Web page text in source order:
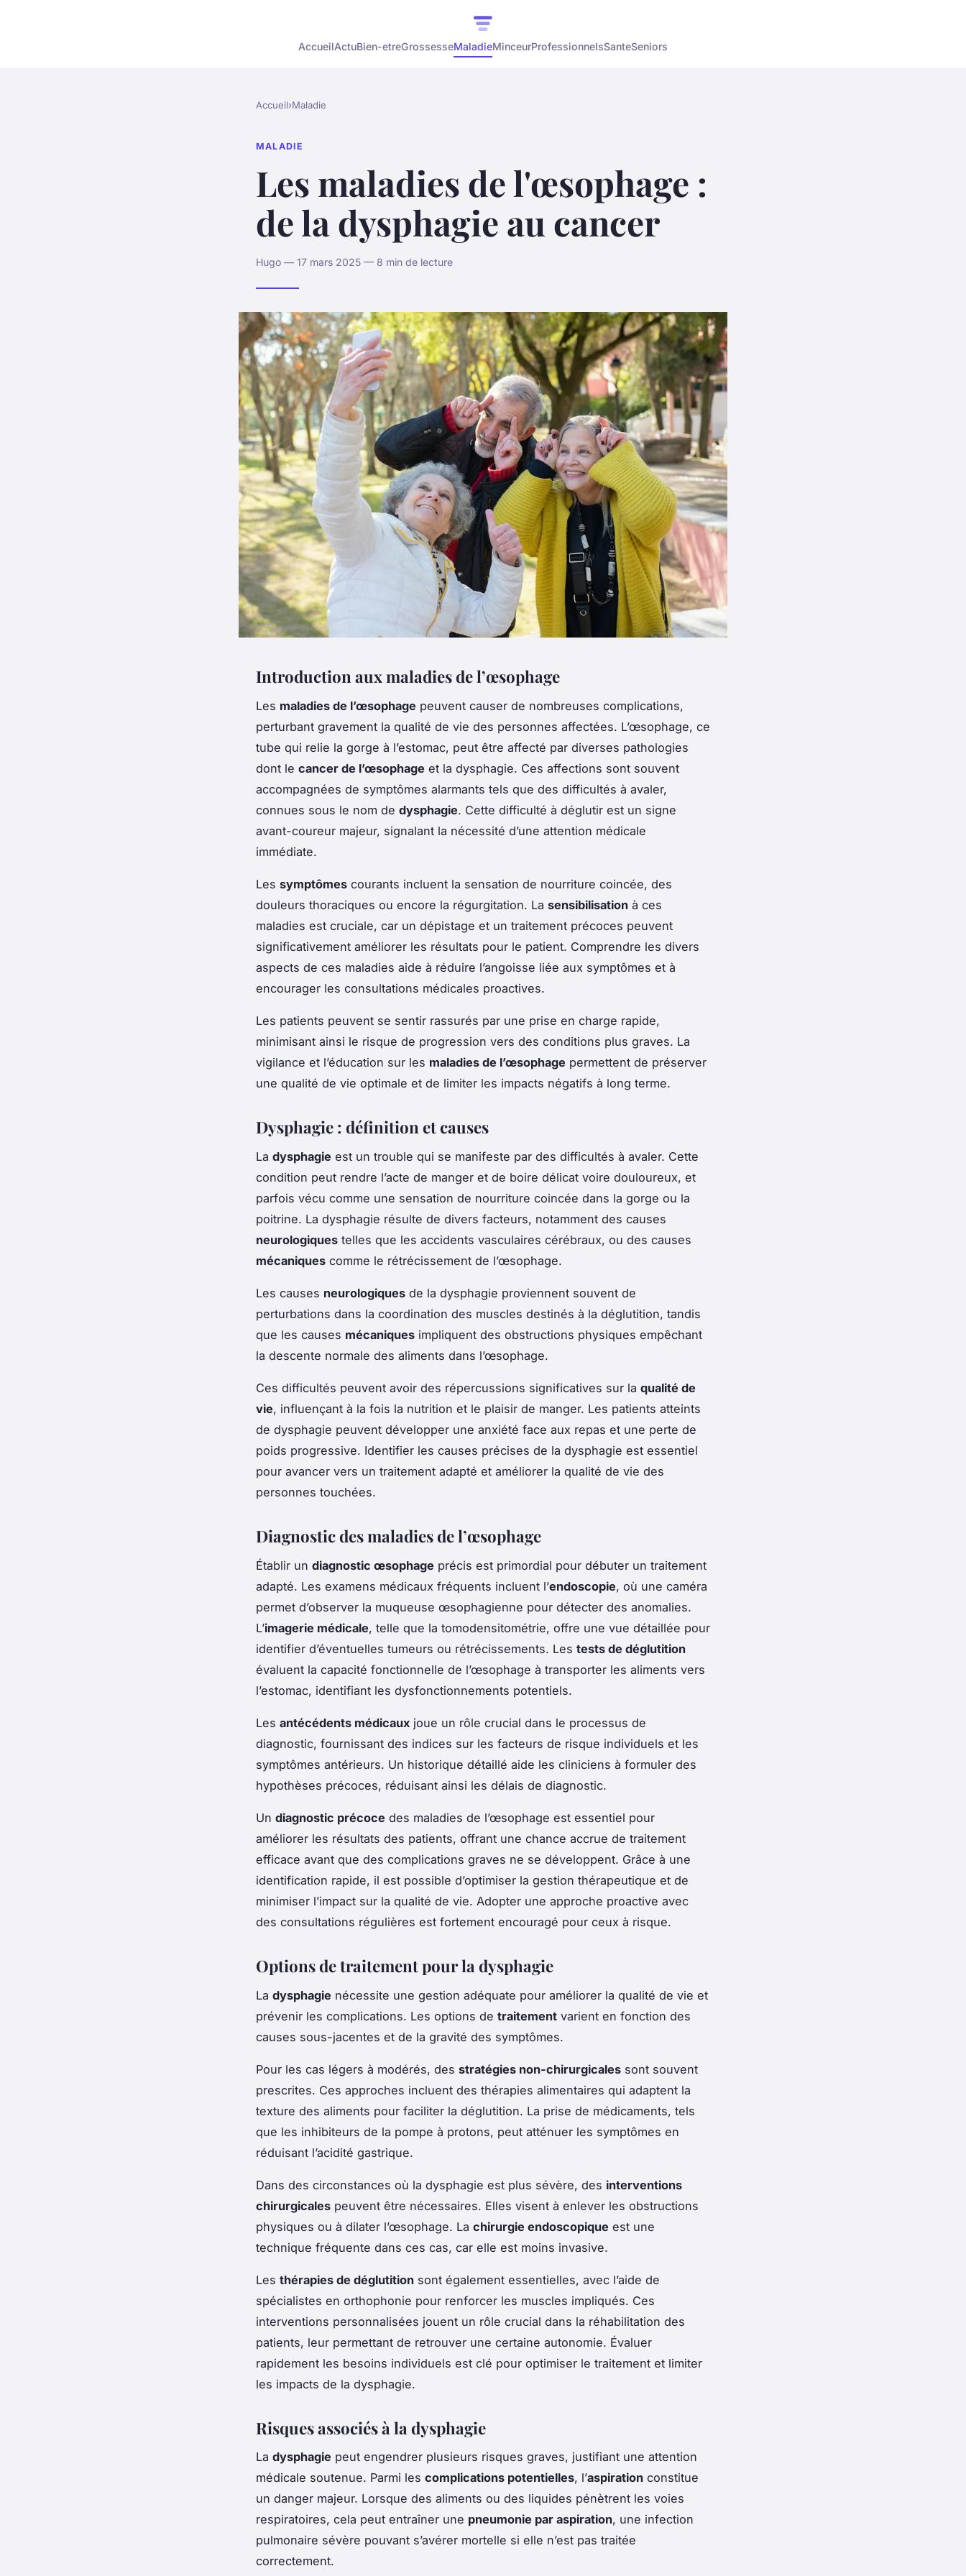
AccueilActuBien-etreGrossesseMaladieMinceurProfessionnelsSanteSeniors
Accueil›Maladie
MALADIE
Les maladies de l'œsophage :
de la dysphagie au cancer
Hugo — 17 mars 2025 — 8 min de lecture
Introduction aux maladies de l’œsophage
Les maladies de l’œsophage peuvent causer de nombreuses complications,
perturbant gravement la qualité de vie des personnes affectées. L’œsophage, ce
tube qui relie la gorge à l’estomac, peut être affecté par diverses pathologies
dont le cancer de l’œsophage et la dysphagie. Ces affections sont souvent
accompagnées de symptômes alarmants tels que des difficultés à avaler,
connues sous le nom de dysphagie. Cette difficulté à déglutir est un signe
avant-coureur majeur, signalant la nécessité d’une attention médicale
immédiate.
Les symptômes courants incluent la sensation de nourriture coincée, des
douleurs thoraciques ou encore la régurgitation. La sensibilisation à ces
maladies est cruciale, car un dépistage et un traitement précoces peuvent
significativement améliorer les résultats pour le patient. Comprendre les divers
aspects de ces maladies aide à réduire l’angoisse liée aux symptômes et à
encourager les consultations médicales proactives.
Les patients peuvent se sentir rassurés par une prise en charge rapide,
minimisant ainsi le risque de progression vers des conditions plus graves. La
vigilance et l’éducation sur les maladies de l’œsophage permettent de préserver
une qualité de vie optimale et de limiter les impacts négatifs à long terme.
Dysphagie : définition et causes
La dysphagie est un trouble qui se manifeste par des difficultés à avaler. Cette
condition peut rendre l’acte de manger et de boire délicat voire douloureux, et
parfois vécu comme une sensation de nourriture coincée dans la gorge ou la
poitrine. La dysphagie résulte de divers facteurs, notamment des causes
neurologiques telles que les accidents vasculaires cérébraux, ou des causes
mécaniques comme le rétrécissement de l’œsophage.
Les causes neurologiques de la dysphagie proviennent souvent de
perturbations dans la coordination des muscles destinés à la déglutition, tandis
que les causes mécaniques impliquent des obstructions physiques empêchant
la descente normale des aliments dans l’œsophage.
Ces difficultés peuvent avoir des répercussions significatives sur la qualité de
vie, influençant à la fois la nutrition et le plaisir de manger. Les patients atteints
de dysphagie peuvent développer une anxiété face aux repas et une perte de
poids progressive. Identifier les causes précises de la dysphagie est essentiel
pour avancer vers un traitement adapté et améliorer la qualité de vie des
personnes touchées.
Diagnostic des maladies de l’œsophage
Établir un diagnostic œsophage précis est primordial pour débuter un traitement
adapté. Les examens médicaux fréquents incluent l’endoscopie, où une caméra
permet d’observer la muqueuse œsophagienne pour détecter des anomalies.
L’imagerie médicale, telle que la tomodensitométrie, offre une vue détaillée pour
identifier d’éventuelles tumeurs ou rétrécissements. Les tests de déglutition
évaluent la capacité fonctionnelle de l’œsophage à transporter les aliments vers
l’estomac, identifiant les dysfonctionnements potentiels.
Les antécédents médicaux joue un rôle crucial dans le processus de
diagnostic, fournissant des indices sur les facteurs de risque individuels et les
symptômes antérieurs. Un historique détaillé aide les cliniciens à formuler des
hypothèses précoces, réduisant ainsi les délais de diagnostic.
Un diagnostic précoce des maladies de l’œsophage est essentiel pour
améliorer les résultats des patients, offrant une chance accrue de traitement
efficace avant que des complications graves ne se développent. Grâce à une
identification rapide, il est possible d’optimiser la gestion thérapeutique et de
minimiser l’impact sur la qualité de vie. Adopter une approche proactive avec
des consultations régulières est fortement encouragé pour ceux à risque.
Options de traitement pour la dysphagie
La dysphagie nécessite une gestion adéquate pour améliorer la qualité de vie et
prévenir les complications. Les options de traitement varient en fonction des
causes sous-jacentes et de la gravité des symptômes.
Pour les cas légers à modérés, des stratégies non-chirurgicales sont souvent
prescrites. Ces approches incluent des thérapies alimentaires qui adaptent la
texture des aliments pour faciliter la déglutition. La prise de médicaments, tels
que les inhibiteurs de la pompe à protons, peut atténuer les symptômes en
réduisant l’acidité gastrique.
Dans des circonstances où la dysphagie est plus sévère, des interventions
chirurgicales peuvent être nécessaires. Elles visent à enlever les obstructions
physiques ou à dilater l’œsophage. La chirurgie endoscopique est une
technique fréquente dans ces cas, car elle est moins invasive.
Les thérapies de déglutition sont également essentielles, avec l’aide de
spécialistes en orthophonie pour renforcer les muscles impliqués. Ces
interventions personnalisées jouent un rôle crucial dans la réhabilitation des
patients, leur permettant de retrouver une certaine autonomie. Évaluer
rapidement les besoins individuels est clé pour optimiser le traitement et limiter
les impacts de la dysphagie.
Risques associés à la dysphagie
La dysphagie peut engendrer plusieurs risques graves, justifiant une attention
médicale soutenue. Parmi les complications potentielles, l’aspiration constitue
un danger majeur. Lorsque des aliments ou des liquides pénètrent les voies
respiratoires, cela peut entraîner une pneumonie par aspiration, une infection
pulmonaire sévère pouvant s’avérer mortelle si elle n’est pas traitée
correctement.